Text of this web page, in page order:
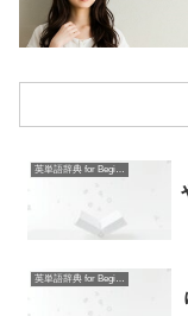
英単語辞典 for Beginners
英単語辞典 for Beginners